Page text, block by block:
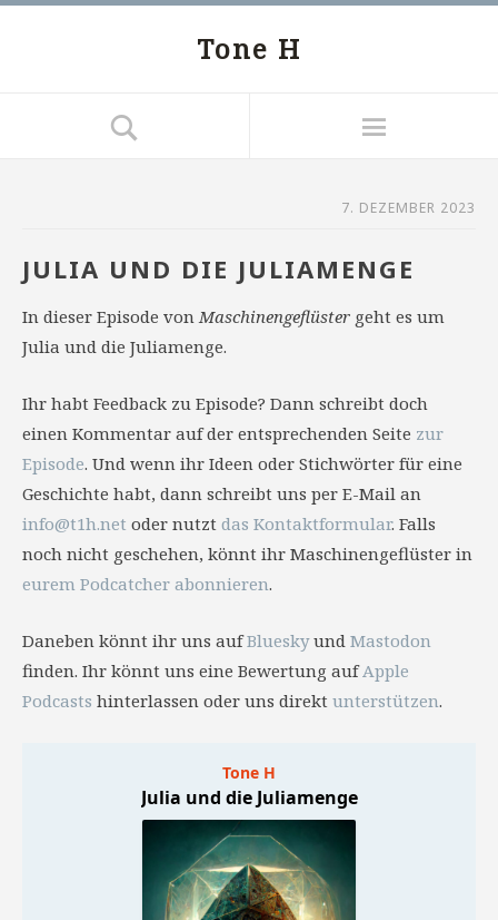
Tone H
7. DEZEMBER 2023
JULIA UND DIE JULIAMENGE
In dieser Episode vonMaschinengeflüster geht es um
Julia und die Juliamenge.
Ihr habt Feedback zu Episode? Dann schreibt doch
einen Kommentar auf der entsprechenden Seite zur
Episode. Und wenn ihr Ideen oder Stichwörter für eine
Geschichte habt, dann schreibt uns per E-Mail an
info@t1h.net oder nutzt das Kontaktformular. Falls
noch nicht geschehen, könnt ihr Maschinengeflüster in
eurem Podcatcher abonnieren.
Daneben könnt ihr uns aufBlueskyund Mastodon
finden. Ihr könnt uns eine Bewertung aufApple
Podcasts hinterlassen oder uns direkt unterstützen.